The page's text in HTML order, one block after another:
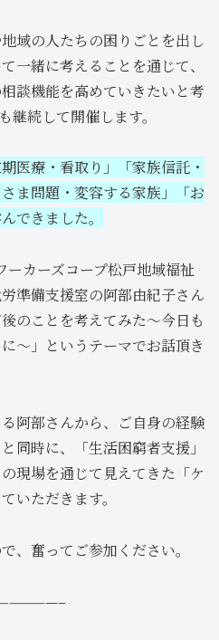
域の人たちの困りごとを出し
一緒に考えることを通じて、
談機能を高めていきたいと考
継続して開催します。
医療・看取り」「家族信託・
ま問題・変容する家族」「お
できました。
ーカーズコープ松戸地域福祉
準備支援室の阿部由紀子さん
のことを考えてみた～今日も
～」というテーマでお話頂き
阿部さんから、ご自身の経験
同時に、「生活困窮者支援」
現場を通じて見えてきた「ケ
いただきます。
、奮ってご参加ください。